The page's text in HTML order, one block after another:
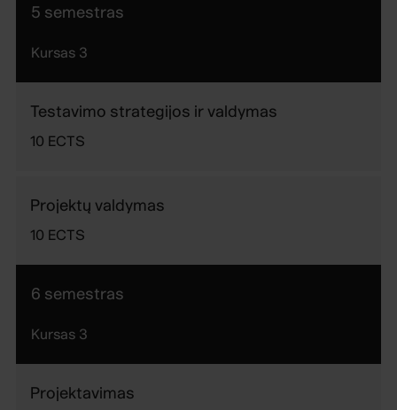
5 semestras
Kursas 3
Testavimo strategijos ir valdymas
10 ECTS
Projektų valdymas
10 ECTS
6 semestras
Kursas 3
Projektavimas